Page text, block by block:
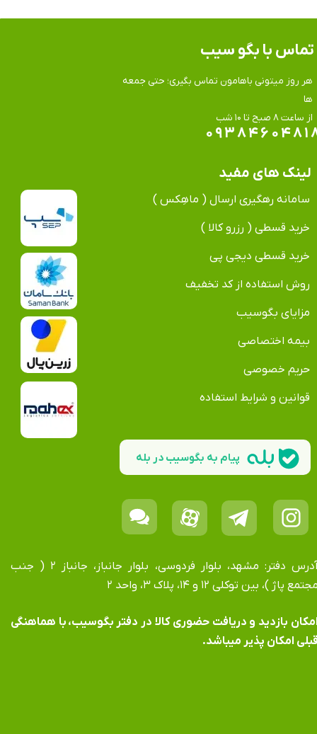
هر روز میتونی باهامون تماس بگیری؛ حتی جمعه
ها
​​​​​​​از ساعت ۸ صبح تا ۱۰ شب
تماس​​​​​​​ با بگو سیب
لینک های مفید
سامانه رهگیری ارسال ( ماهِکس )
خرید قسطی ( رزرو کالا )
خرید قسطی دیجی پی
روش استفاده از کد تخفیف
مزایای بگوسیب
بیمه اختصاصی
حریم خصوصی
قوانین و شرایط استفاده
آدرس دفتر: مشهد، بلوار فردوسی، بلوار جانباز، جانباز ۲ ( جنب
پاژ )، بین توکلی ۱۲ و ۱۴، پلاک ۳، واحد ۲
بازدید و دریافت حضوری کالا در دفتر بگوسیب، با هماهنگی
امکان پذیر میباشد.
پیام به بگوسیب در بله